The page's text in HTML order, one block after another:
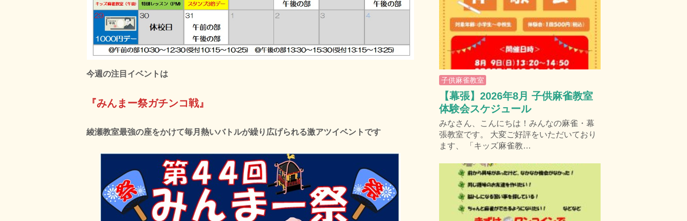
今週の注目イベントは
『みんまー祭ガチンコ戦』
綾瀬教室最強の座をかけて毎月熱いバトルが繰り広げられる激アツイベントです
子供麻雀教室
【幕張】2026年8月 子供麻雀教室
体験会スケジュール
みなさん、こんにちは！みんなの麻雀・幕
張教室です。 大変ご好評をいただいており
ます、 「キッズ麻雀教…